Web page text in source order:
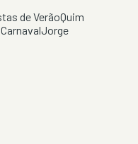
de VerãoQuim
CarnavalJorge